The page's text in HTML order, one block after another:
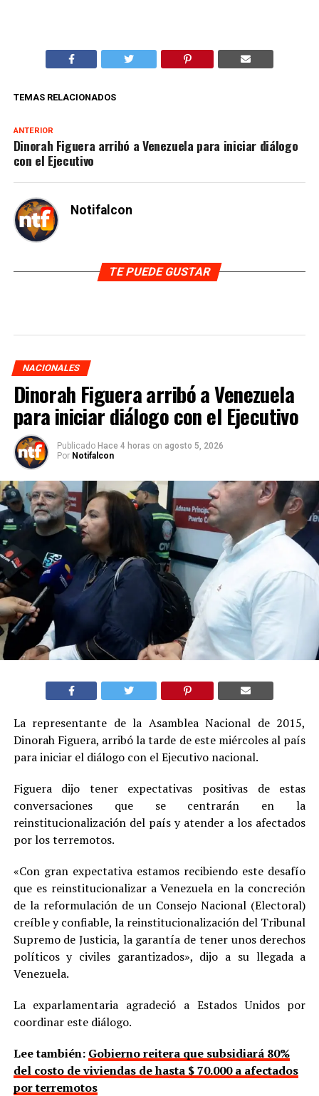
TEMAS RELACIONADOS
ANTERIOR
Dinorah Figuera arribó a Venezuela para iniciar diálogo
con el Ejecutivo
Notifalcon
TE PUEDE GUSTAR
NACIONALES
Dinorah Figuera arribó a Venezuela
para iniciar diálogo con el Ejecutivo
Publicado Hace 4 horas on agosto 5, 2026
Por Notifalcon
La representante de la Asamblea Nacional de 2015,
Dinorah Figuera, arribó la tarde de este miércoles al país
para iniciar el diálogo con el Ejecutivo nacional.
Figuera dijo tener expectativas positivas de estas
conversaciones que se centrarán en la
reinstitucionalización del país y atender a los afectados
por los terremotos.
«Con gran expectativa estamos recibiendo este desafío
que es reinstitucionalizar a Venezuela en la concreción
de la reformulación de un Consejo Nacional (Electoral)
creíble y confiable, la reinstitucionalización del Tribunal
Supremo de Justicia, la garantía de tener unos derechos
políticos y civiles garantizados», dijo a su llegada a
Venezuela.
La exparlamentaria agradeció a Estados Unidos por
coordinar este diálogo.
Lee también: Gobierno reitera que subsidiará 80%
del costo de viviendas de hasta $ 70.000 a afectados
por terremotos